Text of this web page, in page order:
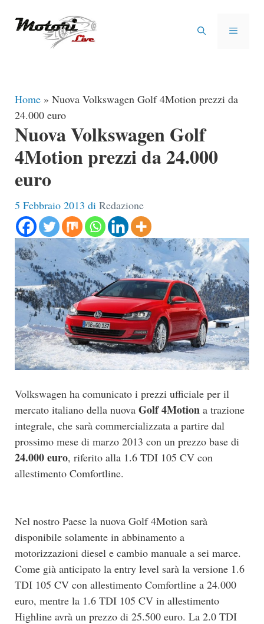
MENU
Home » Nuova Volkswagen Golf 4Motion prezzi da
24.000 euro
Nuova Volkswagen Golf
4Motion prezzi da 24.000
euro
5 Febbraio 2013 di Redazione
Volkswagen ha comunicato i prezzi ufficiale per il
mercato italiano della nuova Golf 4Motion a trazione
integrale, che sarà commercializzata a partire dal
prossimo mese di marzo 2013 con un prezzo base di
24.000 euro, riferito alla 1.6 TDI 105 CV con
allestimento Comfortline.
Nel nostro Paese la nuova Golf 4Motion sarà
disponibile solamente in abbinamento a
motorizzazioni diesel e cambio manuale a sei marce.
Come già anticipato la entry level sarà la versione 1.6
TDI 105 CV con allestimento Comfortline a 24.000
euro, mentre la 1.6 TDI 105 CV in allestimento
Highline avrà un prezzo di 25.500 euro. La 2.0 TDI